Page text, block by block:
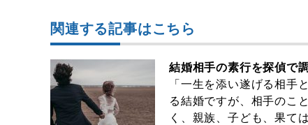
関連する記事はこちら
結婚相手の素行を探偵で
「一生を添い遂げる相手
る結婚ですが、相手のこ
く、親族、子ども、果て